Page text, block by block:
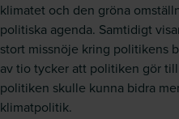
klimatet och den gröna
politiska agenda. Samtidigt
stort missnöje kring politikens
av tio tycker att politiken gör
politiken skulle kunna bidra
klimatpolitik.